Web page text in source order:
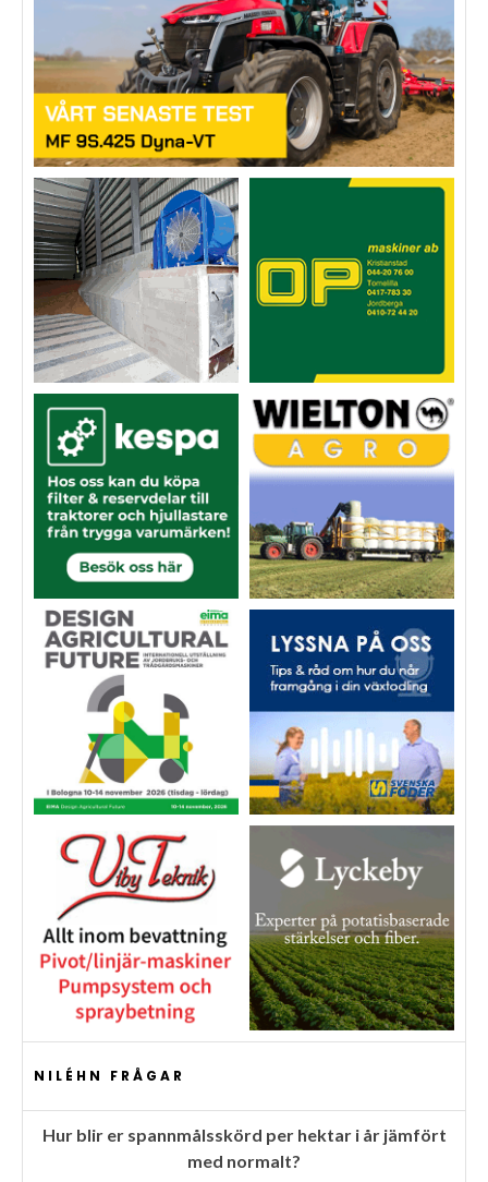
NILÉHN FRÅGAR
Hur blir er spannmålsskörd per hektar i år jämfört
med normalt?